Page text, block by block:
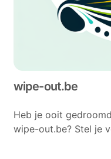
wipe-out.be
Heb je ooit
wipe-out.be? Stel je